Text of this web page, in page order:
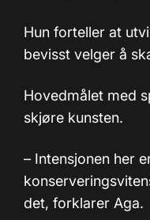
Hun forteller at
bevisst velger å
Hovedmålet med
skjøre kunsten.
– Intensjonen her
det, forklarer Aga.